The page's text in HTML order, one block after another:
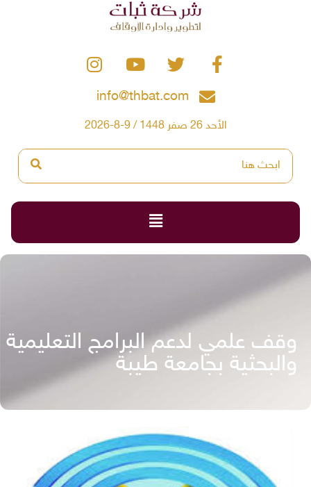
info@thbat.com
الأحد 26 صفر 1448 / 9-8-2026
وقف علمي لدعم البرامج التعليمية
والبحثية بجامعة طيبة